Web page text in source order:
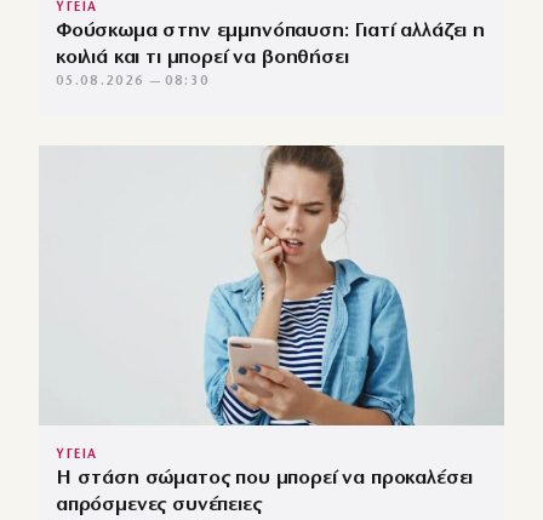
ΥΓΕΙΑ
Φούσκωμα στην εμμηνόπαυση: Γιατί αλλάζει η
κοιλιά και τι μπορεί να βοηθήσει
05.08.2026 — 08:30
ΥΓΕΙΑ
Η στάση σώματος που μπορεί να προκαλέσει
απρόσμενες συνέπειες